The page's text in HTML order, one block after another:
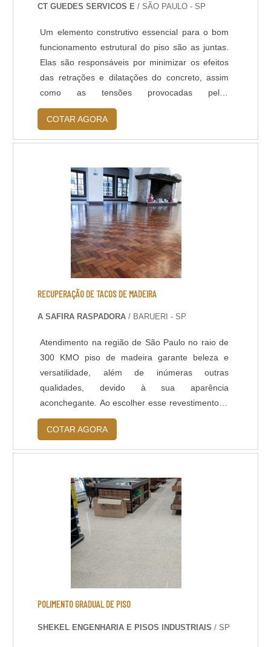
CT GUEDES SERVICOS E / SÃO PAULO - SP
Um elemento construtivo essencial para o bom
funcionamento estrutural do piso são as juntas.
Elas são responsáveis por minimizar os efeitos
das retrações e dilatações do concreto, assim
como as tensões provocadas pelos
carregamentos, variações térmicas ou
higrométricas, e empenamento das placas.Na
prática, a junta de dilatação piso concreto
contíguas, reduzindo sensivelmente a ocorrência
de fissurações. Entretanto, é na junta de
dilatação de piso .
COTAR AGORA
RECUPERAÇÃO DE TACOS DE MADEIRA
A SAFIRA RASPADORA / BARUERI - SP
Atendimento na região de São Paulo no raio de
300 KMO piso de madeira garante beleza e
versatilidade, além de inúmeras outras
qualidades, devido à sua aparência
aconchegante. Ao escolher esse revestimento, o
cliente precisa estar ciente de que ele precisará
de alguns cuidados aos passar dos anos. Neste
caso, a saída ideal é a recuperação de tacos de
novos, pois com um bom serviço, o piso pode
COTAR AGORA
POLIMENTO GRADUAL DE PISO
SHEKEL ENGENHARIA E PISOS INDUSTRIAIS / SP